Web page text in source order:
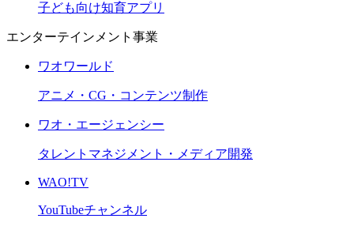
子ども向け知育アプリ
エンターテインメント事業
ワオワールド
アニメ・CG・コンテンツ制作
ワオ・エージェンシー
タレントマネジメント・メディア開発
WAO!TV
YouTubeチャンネル